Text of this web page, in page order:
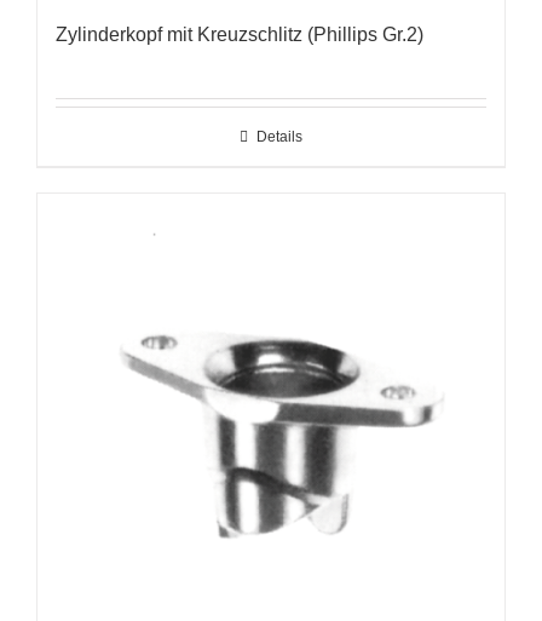
Zylinderkopf mit Kreuzschlitz (Phillips Gr.2)
Details